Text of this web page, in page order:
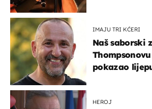
IMAJU TRI KĆERI
Naš saborski
pokazao
HEROJ